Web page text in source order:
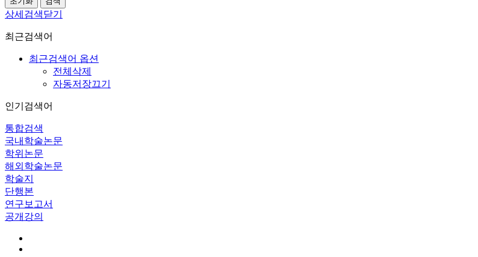
상세검색닫기
최근검색어
최근검색어 옵션
전체삭제
자동저장끄기
인기검색어
통합검색
국내학술논문
학위논문
해외학술논문
학술지
단행본
연구보고서
공개강의